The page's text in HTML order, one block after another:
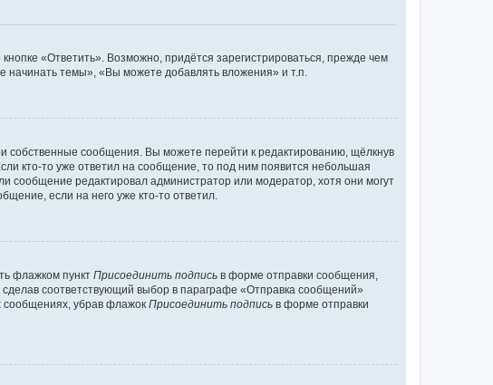
«Ответить». Возможно, придётся зарегистрироваться, прежде чем
темы», «Вы можете добавлять вложения» и т.п.
собственные сообщения. Вы можете перейти к редактированию, щёлкнув
кто-то уже ответил на сообщение, то под ним появится небольшая
сообщение редактировал администратор или модератор, хотя они могут
если на него уже кто-то ответил.
флажком пункт Присоединить подпись в форме отправки сообщения,
соответствующий выбор в параграфе «Отправка сообщений»
сообщениях, убрав флажок Присоединить подпись в форме отправки